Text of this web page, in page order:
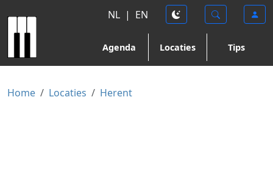
NL | EN
Agenda Locaties Tips
Home Locaties Herent